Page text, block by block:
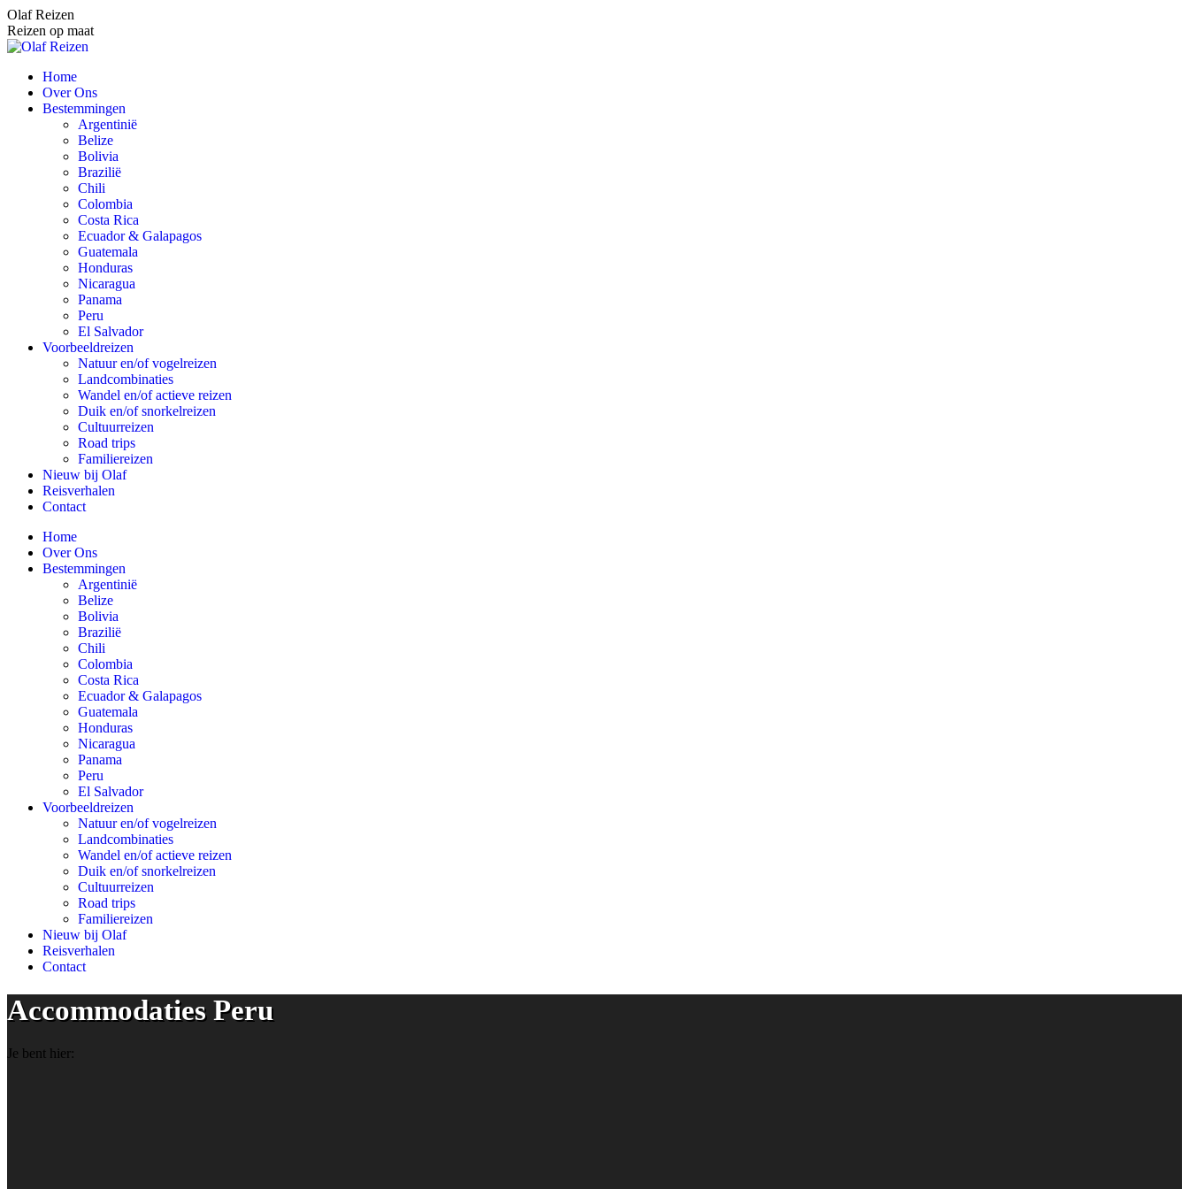
Spring
naar
content
Olaf Reizen
Reizen op maat
Home
Over Ons
Bestemmingen
Argentinië
Belize
Bolivia
Brazilië
Chili
Colombia
Costa Rica
Ecuador & Galapagos
Guatemala
Honduras
Nicaragua
Panama
Peru
El Salvador
Voorbeeldreizen
Natuur en/of vogelreizen
Landcombinaties
Wandel en/of actieve reizen
Duik en/of snorkelreizen
Cultuurreizen
Road trips
Familiereizen
Nieuw bij Olaf
Reisverhalen
Contact
Home
Over Ons
Bestemmingen
Argentinië
Belize
Bolivia
Brazilië
Chili
Colombia
Costa Rica
Ecuador & Galapagos
Guatemala
Honduras
Nicaragua
Panama
Peru
El Salvador
Voorbeeldreizen
Natuur en/of vogelreizen
Landcombinaties
Wandel en/of actieve reizen
Duik en/of snorkelreizen
Cultuurreizen
Road trips
Familiereizen
Nieuw bij Olaf
Reisverhalen
Contact
Accommodaties Peru
Je bent hier: